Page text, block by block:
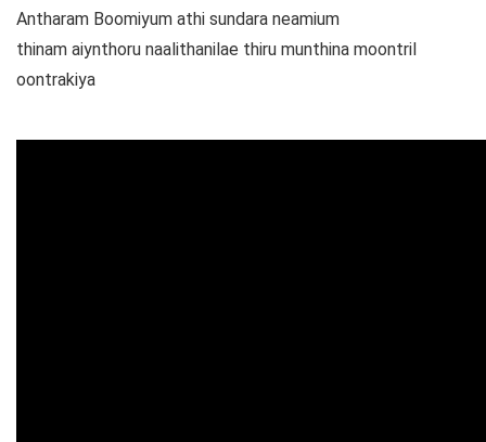
Antharam Boomiyum athi sundara neamium
thinam aiynthoru naalithanilae thiru munthina moontril
oontrakiya